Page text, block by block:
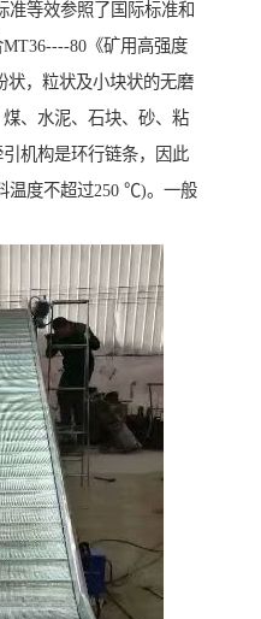
准等效参照了国际标准和
80《矿用高强度
状，粒状及小块状的无磨
、水泥、石块、砂、粘
机构是环行链条，因此
温度不超过250 ℃)。一般